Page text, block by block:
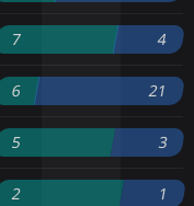
7 4
6 21
5 3
2 1